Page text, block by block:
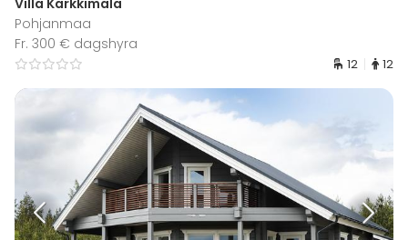
Pohjanmaa
Fr. 300 € dagshyra
12 12